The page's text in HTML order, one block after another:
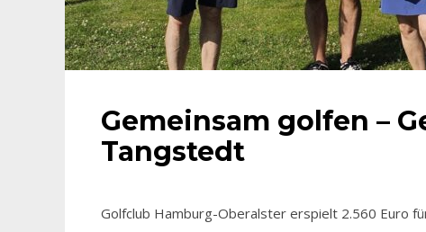
Gemeinsam golfen –
Tangstedt
Golfclub Hamburg-Oberalster erspielt 2.560 Euro